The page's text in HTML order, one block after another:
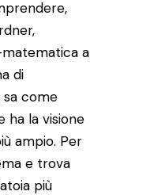
a
di
sa come
ha la visione
ampio. Per
e trova
più